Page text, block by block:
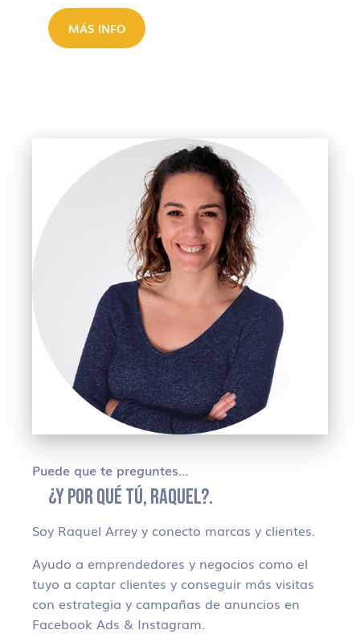
MÁS INFO
Puede que te preguntes…
¿Y POR QUÉ TÚ, RAQUEL?.
Soy Raquel Arrey y conecto marcas y clientes.
Ayudo a emprendedores y negocios como el
tuyo a captar clientes y conseguir más visitas
con estrategia y campañas de anuncios en
Facebook Ads & Instagram.